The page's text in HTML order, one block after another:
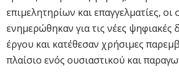
επιμελητηρίων και επαγγελματίες, οι
ενημερώθηκαν για τις νέες ψηφιακές
έργου και κατέθεσαν χρήσιμες
πλαίσιο ενός ουσιαστικού και